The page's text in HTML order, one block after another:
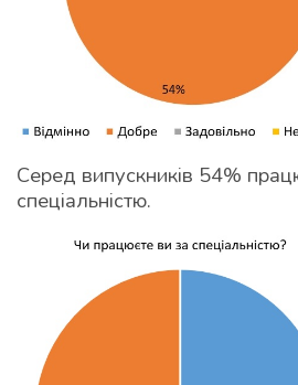
Серед випускників 54%
спеціальністю.